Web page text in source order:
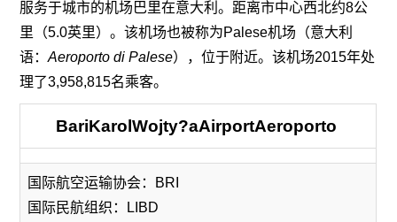
服务于城市的机场巴里在意大利。距离市中心西北约8公
里（5.0英里）。该机场也被称为Palese机场（意大利
语：Aeroporto di Palese），位于附近。该机场2015年处
理了3,958,815名乘客。
BariKarolWojty?aAirportAeroporto
国际航空运输协会：BRI
国际民航组织：LIBD